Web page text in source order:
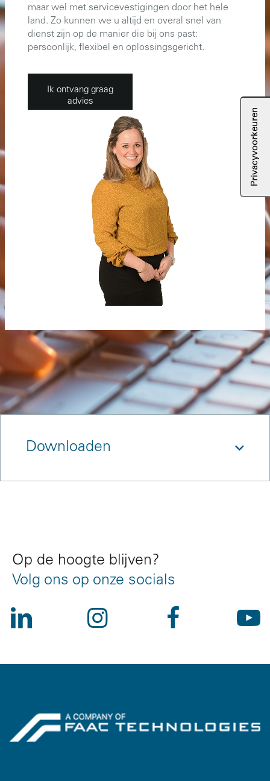
maar wel met servicevestigingen door het hele
land. Zo kunnen we u altijd en overal snel van
dienst zijn op de manier die bij ons past:
persoonlijk, flexibel en oplossingsgericht.
Ik ontvang graag
advies
Downloaden
Op de hoogte blijven?
Volg ons op onze socials